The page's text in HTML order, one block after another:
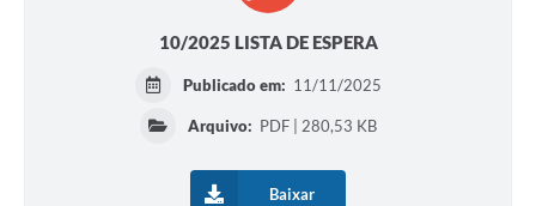
10/2025 LISTA DE ESPERA
Publicado em: 11/11/2025
Arquivo: PDF | 280,53 KB
Baixar